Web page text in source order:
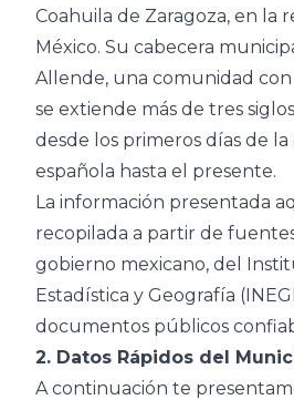
Coahuila de Zaragoza, en la
México. Su cabecera
Allende, una comunidad
se extiende más de tres
desde los primeros días de
española hasta el presente.
La información presentada
recopilada a partir de
gobierno mexicano, del
Estadística y Geografía
documentos públicos
2. Datos Rápidos del
A continuación te